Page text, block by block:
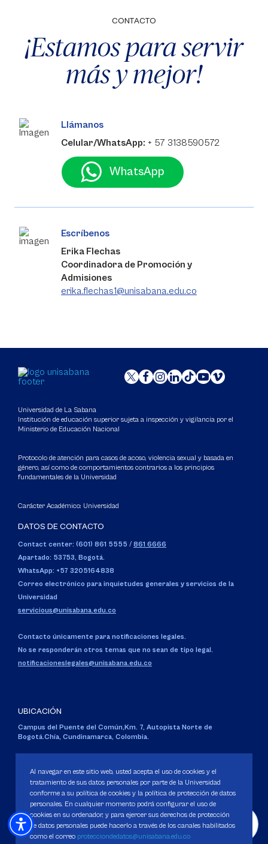
CONTACTO
¡Estamos para servir
más y mejor!
Llámanos
Celular/WhatsApp: + 57 3138590572
WhatsApp
Escríbenos
Erika Flechas
Coordinadora de Promoción y
Admisiones
erika.flechas1@unisabana.edu.co
Universidad de La Sabana
Institución de educación superior sujeta a inspección y vigilancia por el
Ministerio de Educación Nacional
Protocolo de atención para casos de acoso, violencia sexual y basada en
género, así como de comportamientos contrarios a los principios
fundamentales de la Universidad
Carácter Académico: Universidad
DATOS DE CONTACTO
Contact center: (601) 861 5555 / 861 6666
Apartado: 53753, Bogotá.
WhatsApp: +57 3205164838
Correo electrónico para inquietudes generales y servicios de la
Universidad
servicious@unisabana.edu.co
Contacto únicamente para notificaciones legales.
No se responderán otros temas que no sean de tipo legal.
notificacioneslegales@unisabana.edu.co
UBICACIÓN
Campus del Puente del Común,Km. 7, Autopista Norte de
Bogotá.Chía, Cundinamarca, Colombia.
Personería Jurídica:Resolución 130 del 14 de enero de 1980.
Ministerio de Educación Nacional.
Política de Protección de datos
Al navegar en este sitio web, usted acepta el uso de cookies y el
tratamiento de sus datos personales por parte de la Universidad
conforme a su política de cookies y la política de protección de datos
personales. En cualquier momento podrá configurar el uso de
cookies en su ordenador, y para ejercer sus derechos de protección
de datos personales puede hacerlo a través de los canales habilitados
como el correo protecciondedatos@unisabana.edu.co